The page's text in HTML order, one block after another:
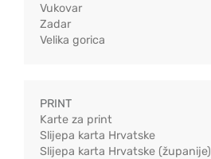
Vukovar
Zadar
Velika gorica
PRINT
Karte za print
Slijepa karta Hrvatske
Slijepa karta Hrvatske (županije)